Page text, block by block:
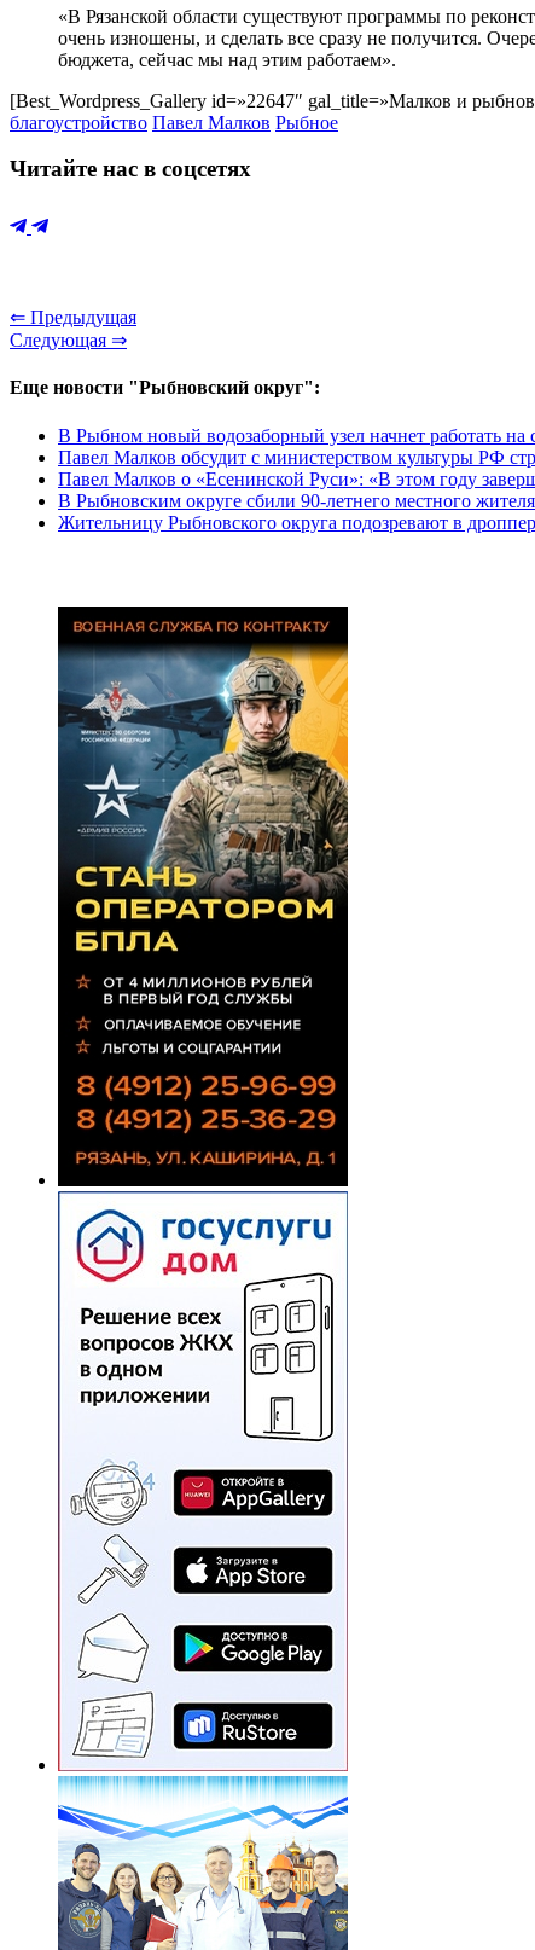
«В Рязанской области существуют программы по
очень изношены, и сделать все сразу не получится.
бюджета, сейчас мы над этим работаем».
[Best_Wordpress_Gallery id=»22647″ gal_title=»Малков и
благоустройство Павел Малков Рыбное
Читайте нас в соцсетях
⇐ Предыдущая
Следующая ⇒
Еще новости "Рыбновский округ":
В Рыбном новый водозаборный узел начнет работать на
Павел Малков обсудит с министерством культуры РФ
Павел Малков о «Есенинской Руси»: «В этом году
В Рыбновским округе сбили 90-летнего местного жителя
Жительницу Рыбновского округа подозревают в